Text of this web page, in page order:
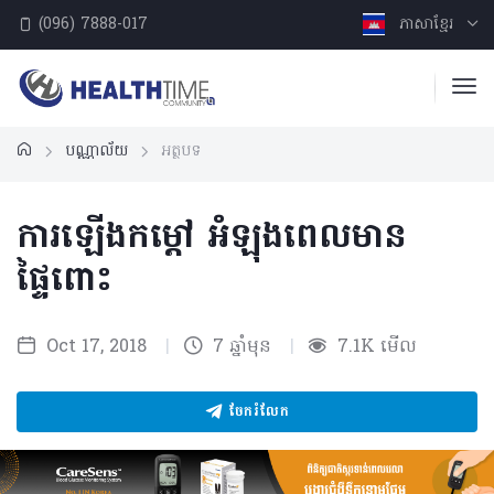
(096) 7888-017 ភាសាខ្មែរ
បណ្ណាល័យ អត្ថបទ
ការឡើងកម្តៅ អំឡុងពេលមាន
ផ្ទៃពោះ
Oct 17, 2018 | 7 ឆ្នាំមុន | 7.1K មើល
ចែករំលែក